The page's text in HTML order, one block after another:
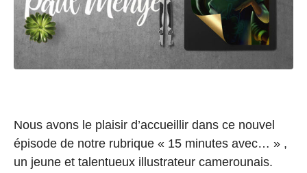
Nous avons le plaisir d’accueillir dans ce nouvel
épisode de notre rubrique « 15 minutes avec… » ,
un jeune et talentueux illustrateur camerounais.